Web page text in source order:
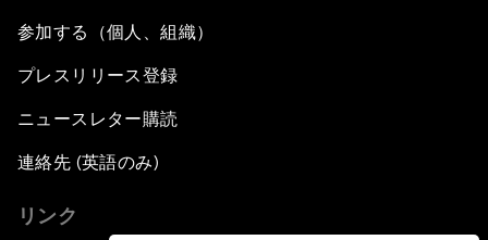
参加する（個人、組織）
プレスリリース登録
ニュースレター購読
連絡先 (英語のみ)
リンク